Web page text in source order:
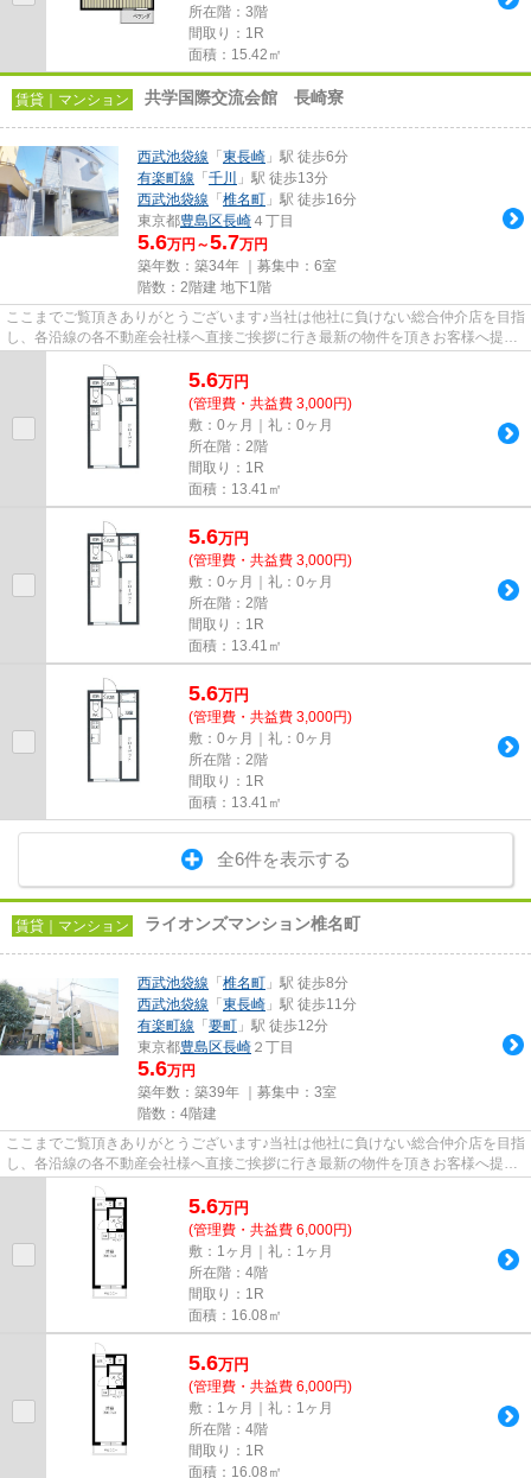
所在階：3階
間取り：1R
面積：15.42㎡
賃貸｜マンション 共学国際交流会館 長崎寮
西武池袋線 「 東長崎 」駅 徒歩6分
有楽町線 「 千川
」駅 徒歩13分
西武池袋線 「 椎名町 」駅 徒歩16分
東京都豊島区長崎 ４丁目
5.6万円～5.7万円
築年数：築34年 ｜募集中： 6室
階数：2階建 地下1階
ここまでご覧頂きありがとうございます♪当社は他社に負けない総合仲介店を目指
し、各沿線の各不動産会社様へ直接ご挨拶に行き最新の物件を頂きお客様へ提供
5.6万円
(管理費・共益費 3,000円)
敷：0ヶ月｜礼：0ヶ月
所在階：2階
間取り：1R
面積：13.41㎡
5.6万円
(管理費・共益費 3,000円)
敷：0ヶ月｜礼：0ヶ月
所在階：2階
間取り：1R
面積：13.41㎡
5.6万円
(管理費・共益費 3,000円)
敷：0ヶ月｜礼：0ヶ月
所在階：2階
間取り：1R
面積：13.41㎡
全6件を表示する
賃貸｜マンション ライオンズマンション椎名町
西武池袋線 「 椎名町 」駅 徒歩8分
西武池袋線 「 東長崎 」駅 徒歩11分
有楽町線 「 要町 」駅 徒歩12分
東京都豊島区長崎 ２丁目
5.6万円
築年数：築39年 ｜募集中： 3室
階数：4階建
ここまでご覧頂きありがとうございます♪当社は他社に負けない総合仲介店を目指
し、各沿線の各不動産会社様へ直接ご挨拶に行き最新の物件を頂きお客様へ提供
しております！最新の情報は...
5.6万円
(管理費・共益費 6,000円)
敷：1ヶ月｜礼：1ヶ月
所在階：4階
間取り：1R
面積：16.08㎡
5.6万円
(管理費・共益費 6,000円)
敷：1ヶ月｜礼：1ヶ月
所在階：4階
間取り：1R
面積：16.08㎡